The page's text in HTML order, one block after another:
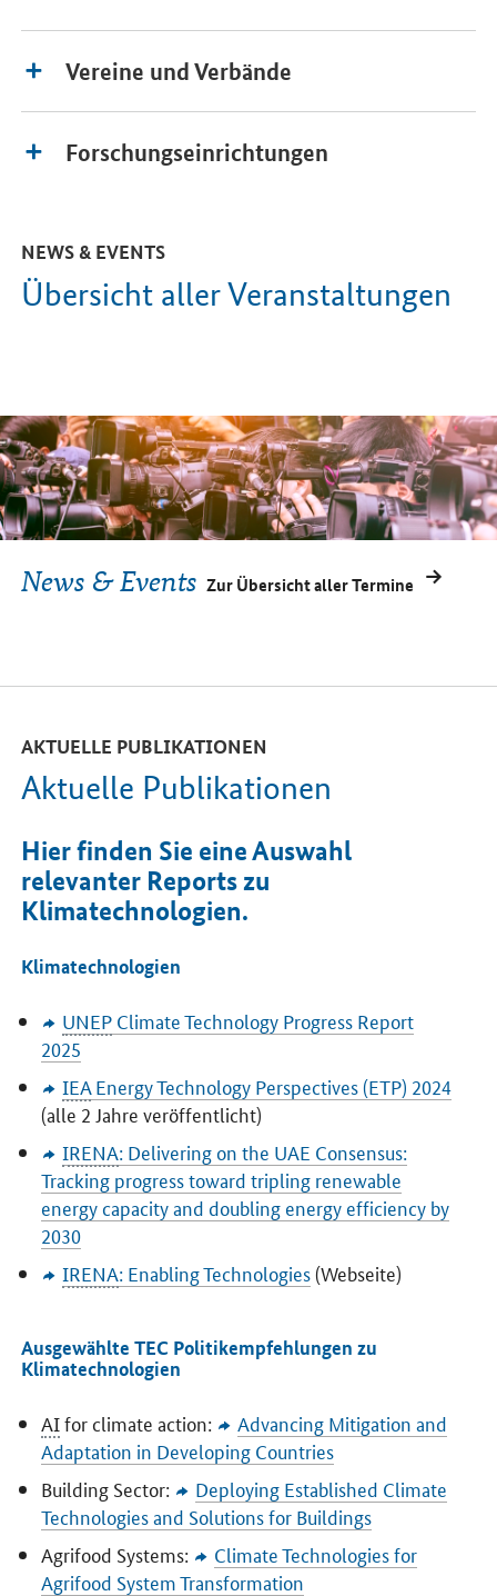
Vereine und Verbände
Forschungseinrichtungen
NEWS & EVENTS
Übersicht aller Veranstaltungen
News & Events Zur Übersicht aller Termine
AKTUELLE PUBLIKATIONEN
Aktuelle Publikationen
Hier finden Sie eine Auswahl
relevanter Reports zu
Klimatechnologien.
Klimatechnologien
UNEP Climate Technology Progress Report
2025
IEA Energy Technology Perspectives(ETP) 2024
(alle 2 Jahre veröffentlicht)
IRENA: Delivering on the UAE Consensus:
Tracking progress toward tripling renewable
energy capacity and doubling energy efficiency by
2030
IRENA: Enabling Technologies(Webseite)
Ausgewählte TEC Politikempfehlungen zu
Klimatechnologien
AIfor climate action:
Advancing Mitigation and
Adaptation in Developing Countries
Building Sector:
Deploying Established Climate
Technologies and Solutions for Buildings
Agrifood Systems:
Climate Technologies for
Agrifood System Transformation